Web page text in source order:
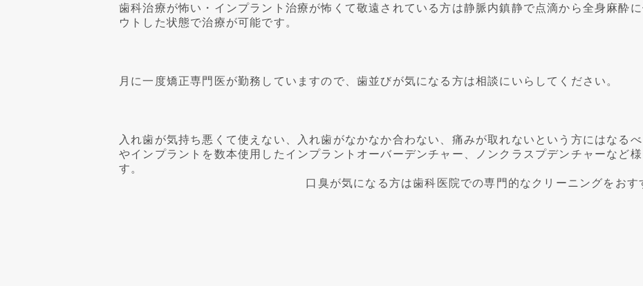
歯科治療が怖い・インプラント治療が怖くて敬遠されている方は静脈内鎮静で点滴から全身麻酔
ウトした状態で治療が可能です。
月に一度矯正専門医が勤務していますので、歯並びが気になる方は相談にいらしてください。
入れ歯が気持ち悪くて使えない、入れ歯がなかなか合わない、痛みが取れないという方にはなる
やインプラントを数本使用したインプラントオーバーデンチャー、ノンクラスプデンチャーなど
す。
口臭が気になる方は歯科医院での専門的なクリーニン